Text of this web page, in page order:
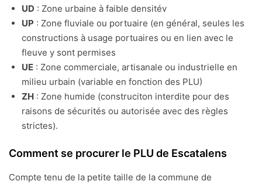
UD : Zone urbaine à faible densitév
UP : Zone fluviale ou portuaire (en général, seules les
constructions à usage portuaires ou en lien avec le
fleuve y sont permises
UE : Zone commerciale, artisanale ou industrielle en
milieu urbain (variable en fonction des PLU)
ZH : Zone humide (construciton interdite pour des
raisons de sécurités ou autorisée avec des règles
strictes).
Comment se procurer le PLU de Escatalens
Compte tenu de la petite taille de la commune de